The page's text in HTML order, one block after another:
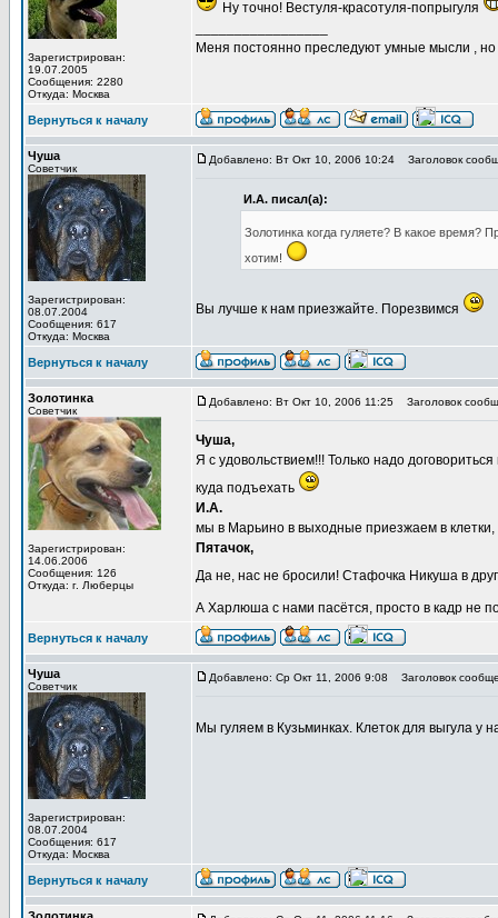
Зарегистрирован:
19.07.2005
Сообщения: 2280
Откуда: Москва
Ну точно! Вестуля-красотуля-попрыгуля
Меня постоянно преследуют умные мысли ,
Вернуться к началу
Чуша
Советчик
Зарегистрирован:
08.07.2004
Сообщения: 617
Откуда: Москва
Добавлено: Вт Окт 10, 2006 10:24 Заголовок
И.А. писал(а):
Золотинка когда гуляете? В какое время?
хотим!
Вы лучше к нам приезжайте. Порезвимся
Вернуться к началу
Золотинка
Советчик
Зарегистрирован:
14.06.2006
Сообщения: 126
Откуда: г. Люберцы
Добавлено: Вт Окт 10, 2006 11:25 Заголовок
Чуша,
Я с удовольствием!!! Только надо
куда подъехать
И.А.
мы в Марьино в выходные приезжаем в
Пятачок,
Да не, нас не бросили! Стафочка Никуша в
А Харлюша с нами пасётся, просто в кадр не
Вернуться к началу
Чуша
Советчик
Зарегистрирован:
08.07.2004
Сообщения: 617
Откуда: Москва
Добавлено: Ср Окт 11, 2006 9:08 Заголовок
Мы гуляем в Кузьминках. Клеток для выгула у
Вернуться к началу